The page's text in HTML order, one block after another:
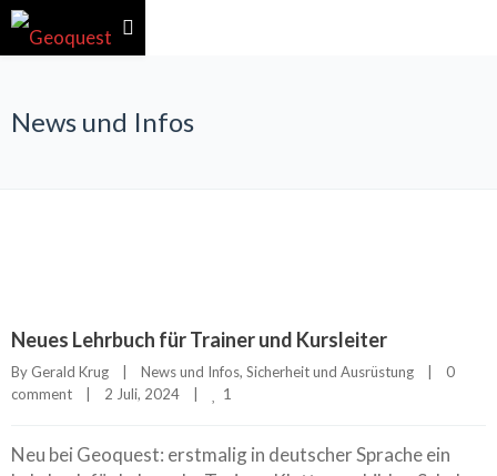
News und Infos
Neues Lehrbuch für Trainer und Kursleiter
By Gerald Krug News und Infos, Sicherheit und Ausrüstung
0
comment
2 Juli, 2024 1
Neu bei Geoquest: erstmalig in deutscher Sprache ein